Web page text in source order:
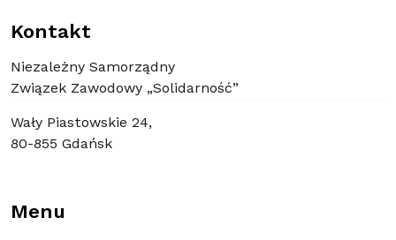
Kontakt
Niezależny Samorządny
Związek Zawodowy „Solidarność”
Wały Piastowskie 24,
80-855 Gdańsk
Menu